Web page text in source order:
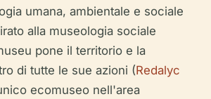
umana, ambientale e sociale
alla museologia sociale
pone il territorio e la
di tutte le sue azioni (Redalyc
ecomuseo nell'area